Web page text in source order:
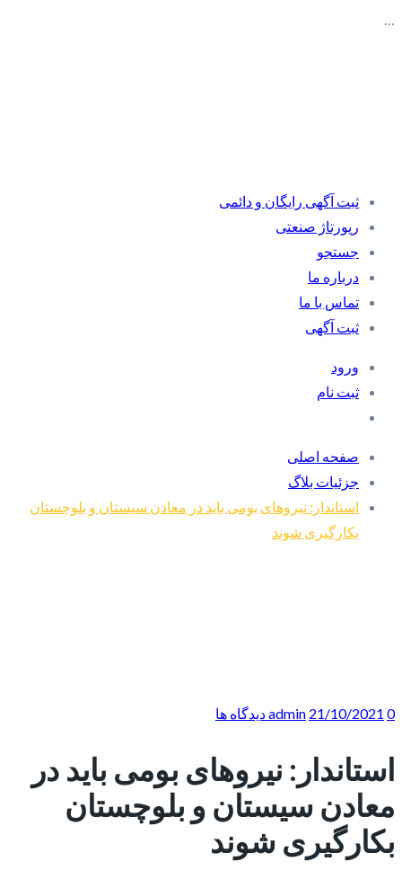
…
ثبت آگهی رایگان و دائمی
رپورتاژ صنعتی
جستجو
درباره ما
تماس با ما
ثبت آگهی
ورود
ثبت نام
صفحه اصلی
جزئیات بلاگ
استاندار: نیروهای بومی باید در معادن سیستان و بلوچستان
بکارگیری شوند
admin 21/10/2021 0 دیدگاه ها
استاندار: نیروهای بومی باید در
معادن سیستان و بلوچستان
بکارگیری شوند